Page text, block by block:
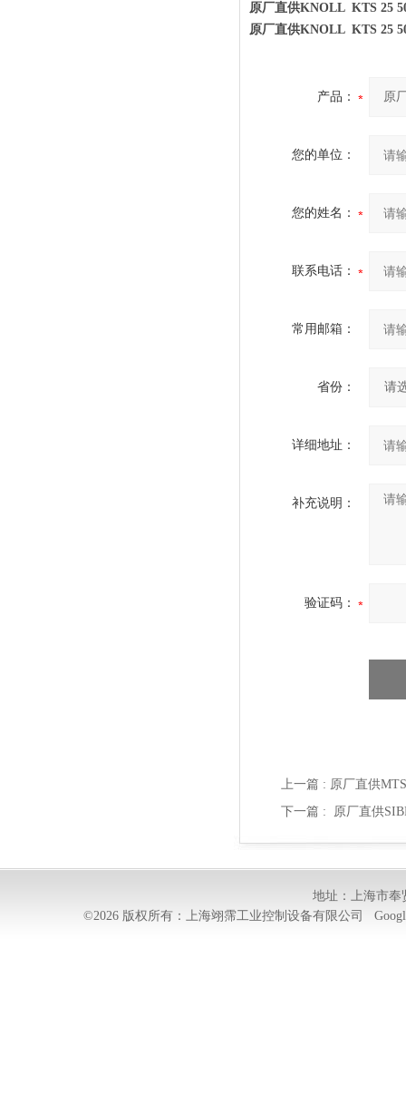
原厂直供KNOLL KTS 25
原厂直供KNOLL KTS 25
产品：
您的单位：
您的姓名：
联系电话：
常用邮箱：
省份：
详细地址：
补充说明：
验证码：
上一篇 : 原厂直供
下一篇 : 原厂直供
地址：上海市奉
©2026 版权所有：上海翊霈工业控制设备有限公司